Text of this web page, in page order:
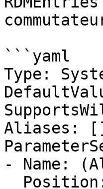
```yaml
Type:
Aliases: []
- Name: